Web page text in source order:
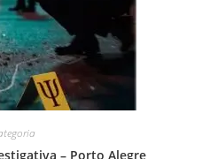
– Porto Alegre